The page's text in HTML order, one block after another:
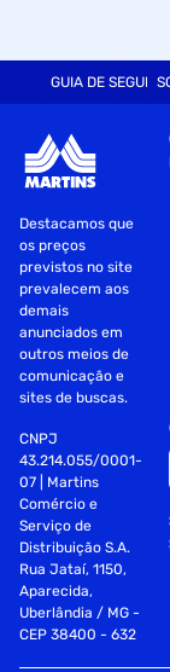
GUIA DE
Destacamos que
os preços
previstos no site
prevalecem aos
demais
anunciados em
outros meios de
comunicação e
sites de buscas.
CNPJ
43.214.055/0001-
07 | Martins
Comércio e
Serviço de
Distribuição S.A.
Rua Jataí, 1150,
Aparecida,
Uberlândia / MG -
CEP 38400 - 632